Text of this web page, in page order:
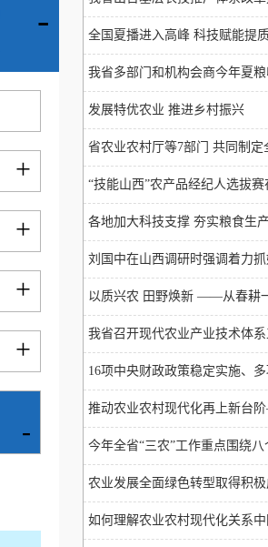
-
+
+
+
+
-
全国夏播进入高峰 科技赋能提
我省多部门和机构会商今年夏
发展特优农业 推进乡村振兴
省农业农村厅等7部门 共同制
“技能山西”农产品经纪人选拔
各地加大科技支撑 夯实粮食生
刘国中在山西调研时强调着力
以质兴农 田野焕新 ——从春耕
我省召开现代农业产业技术体
16项中央财政政策稳定实施、
推动农业农村现代化再上新台
今年全省“三农”工作重点围绕
农业发展全面绿色转型取得积
如何理解农业农村现代化关系